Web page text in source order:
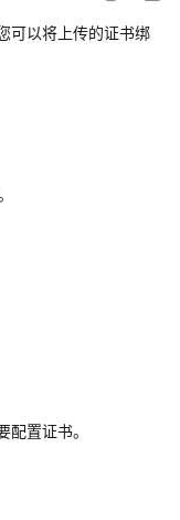
可以将上传的证书绑
配置证书。